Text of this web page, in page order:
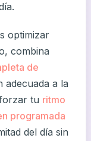
optimizar
combina
de
adecuada a la
tu ritmo
programada
del día sin